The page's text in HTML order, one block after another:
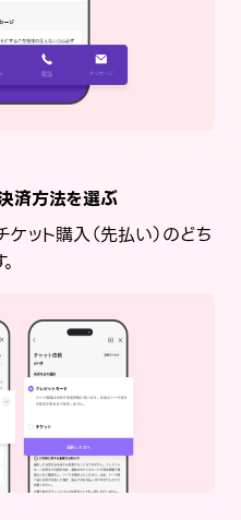
済方法を選ぶ
ケット購入（先払い）のどち